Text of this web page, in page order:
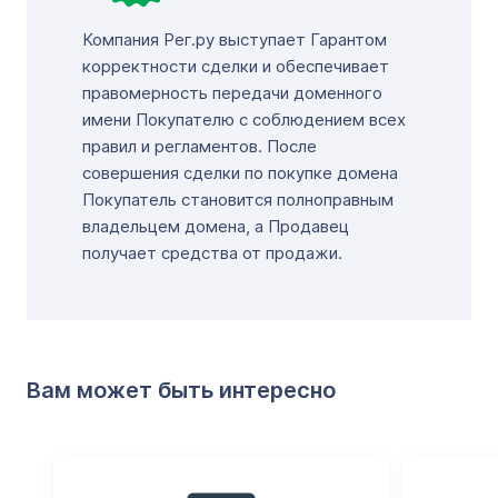
Компания Рег.ру выступает Гарантом
корректности сделки и обеспечивает
правомерность передачи доменного
имени Покупателю с соблюдением всех
правил и регламентов. После
совершения сделки по покупке домена
Покупатель становится полноправным
владельцем домена, а Продавец
получает средства от продажи.
Вам может быть интересно